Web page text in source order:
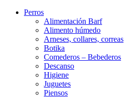
Perros
Alimentación Barf
Alimento húmedo
Arneses, collares, correas
Botika
Comederos – Bebederos
Descanso
Higiene
Juguetes
Piensos